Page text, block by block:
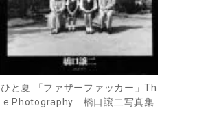
ひと夏 「ファザーファッカー」Th
e Photography 橋口譲二写真集